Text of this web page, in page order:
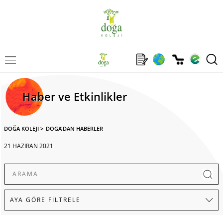
Haber ve Etkinlikler
DOĞA KOLEJİ > DOGA'DAN HABERLER
21 HAZİRAN 2021